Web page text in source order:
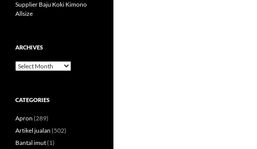
Supplier Baju Koki Kimono
Allsize
ARCHIVES
Archives
CATEGORIES
Apron (289)
Artikel jualan (502)
Bantal imut(1)